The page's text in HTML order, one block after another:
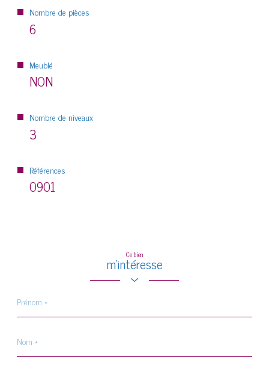
Nombre de pièces
6
Meublé
NON
Nombre de niveaux
3
Références
0901
Ce bien
m'intéresse
*
*